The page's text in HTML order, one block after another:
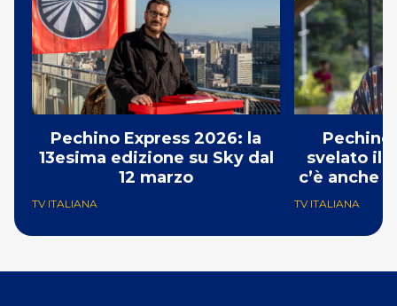
Pechino Express 2026: la
13esima edizione su Sky dal
12 marzo
TV ITALIANA
Pechino
svelato il
c’è anche
TV ITALIANA